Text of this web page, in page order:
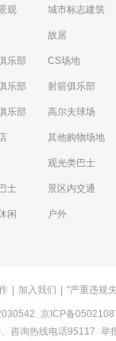
观 城市标志建筑
故居
乐部 CS场地
乐部 射箭俱乐部
乐部 高尔夫球场
其他购物场地
观光类巴士
士 景区内交通
闲 户外
加入我们 "严重违规
京ICP备
咨询热线电话95117 举